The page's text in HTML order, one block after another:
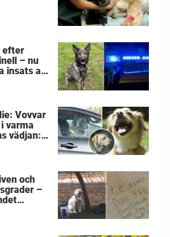
efter
– nu
insats av
Vovvar
varma
vädjan:
och
–